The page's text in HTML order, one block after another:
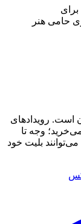
حامی هنر
است. رویدادهای
وجه تا
می‌توانند بلیت خود